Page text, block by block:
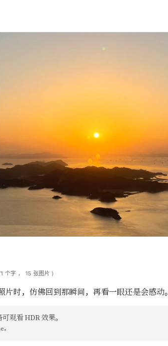
个字 ， 15 张图片 )
时，仿佛回到那瞬间，再看一眼还是会感动。
观看 HDR 效果。